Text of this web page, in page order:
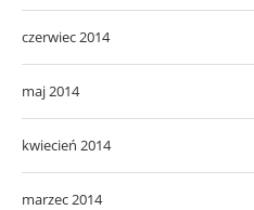
czerwiec 2014
maj 2014
kwiecień 2014
marzec 2014